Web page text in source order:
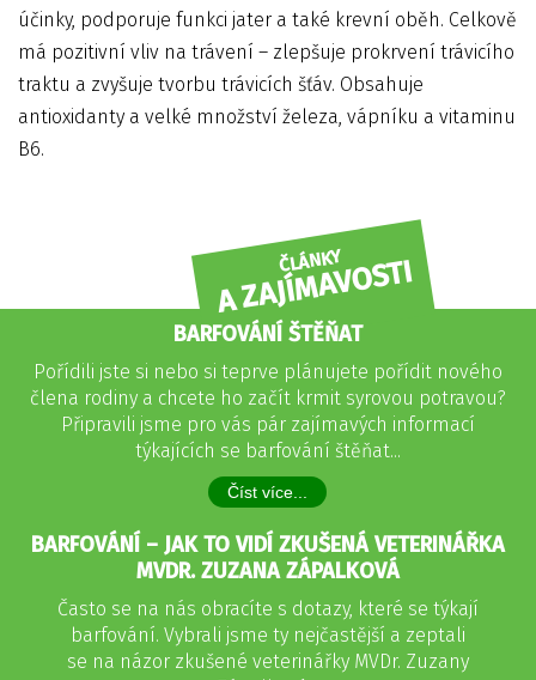
účinky, podporuje funkci jater a také krevní oběh. Celkově
má pozitivní vliv na trávení – zlepšuje prokrvení trávicího
traktu a zvyšuje tvorbu trávicích šťáv. Obsahuje
antioxidanty a velké množství železa, vápníku a vitaminu
B6.
ČLÁNKY
A ZAJÍMAVOSTI
BARFOVÁNÍ ŠTĚŇAT
Pořídili jste si nebo si teprve plánujete pořídit nového
člena rodiny a chcete ho začít krmit syrovou potravou?
Připravili jsme pro vás pár zajímavých informací
týkajících se barfování štěňat...
Číst více...
BARFOVÁNÍ – JAK TO VIDÍ ZKUŠENÁ VETERINÁŘKA
MVDR. ZUZANA ZÁPALKOVÁ
Často se na nás obracíte s dotazy, které se týkají
barfování. Vybrali jsme ty nejčastější a zeptali
se na názor zkušené veterinářky MVDr. Zuzany